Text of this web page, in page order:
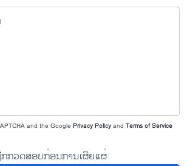
and the Google Privacy Policyand Terms of Service
ກວດສອບກ່ອນການເຜີຍແຜ່